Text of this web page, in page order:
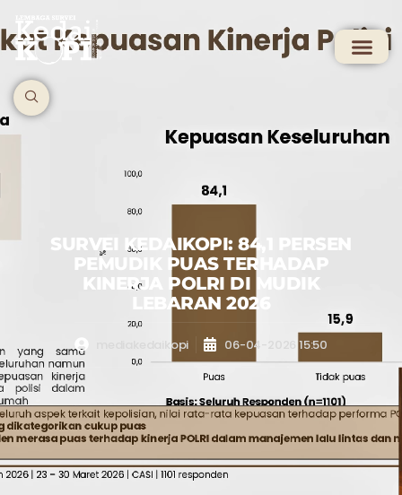
SURVEI KEDAIKOPI: 84,1 PERSEN
PEMUDIK PUAS TERHADAP
KINERJA POLRI DI MUDIK
LEBARAN 2026
mediakedaikopi 06-04-2026 15:50